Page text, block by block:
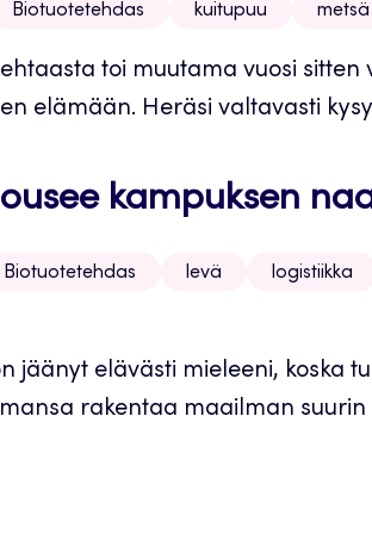
Biotuotetehdas kuitupuu metsä
toi muutama vuosi
elämään. Heräsi valtavasti
kampuksen
Biotuotetehdas levä logistiikka
jäänyt elävästi mieleeni, koska
rakentaa maailman suurin